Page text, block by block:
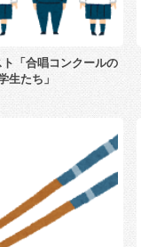
「合唱コンクールの
生たち」